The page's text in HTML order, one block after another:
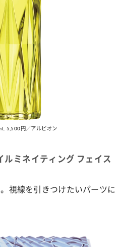
5,500円／アルビオン
ルミネイティング フェイス
視線を引きつけたいパーツに